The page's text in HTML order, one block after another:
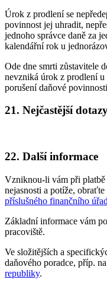
Úrok z prodlení se
povinnost jej uhradit,
jednoho správce daně za
kalendářní rok u
Ode dne smrti zůstavitele
nevzniká úrok z prodlení
porušení daňové
21. Nejčastější
22. Další informace
Vzniknou-li vám při platbě
nejasnosti a potíže, obraťte
příslušného finančního
Základní informace vám
pracoviště.
Ve složitějších a
daňového poradce, příp. na
republiky.